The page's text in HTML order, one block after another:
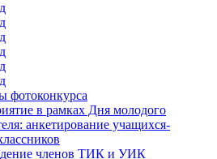
фотоконкурса
в рамках Дня молодого
анкетирование учащихся-
членов ТИК и УИК